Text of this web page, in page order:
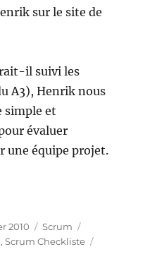
sur le site de
il suivi les
A3), Henrik nous
simple et
évaluer
une équipe projet.
2010 Catégories
Scrum
,Scrum Checkliste